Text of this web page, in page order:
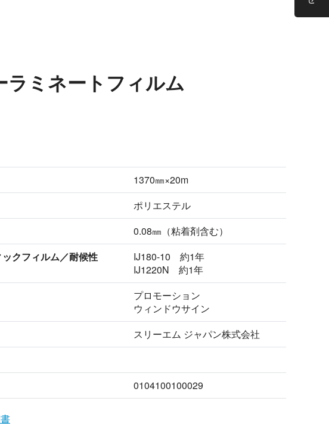
ミネートフィルム
1370㎜×20m
ポリエステル
0.08㎜（粘着剤含む）
クフィルム／耐候性
IJ180-10 約1年
IJ1220N 約1年
プロモーション
ウィンドウサイン
スリーエム ジャパン株式会社
0104100100029